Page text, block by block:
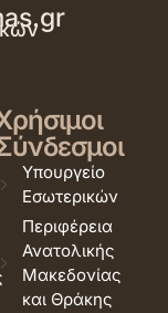
Υπουργείο
Εσωτερικών
Περιφέρεια
Ανατολικής
Μακεδονίας
και Θράκης